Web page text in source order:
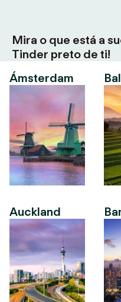
Mira o que está a
Tinder preto de ti!
Ámsterdam
Auckland